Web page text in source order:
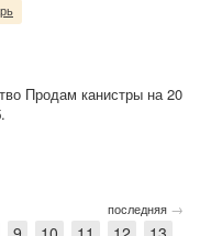
Продам канистры на 20
последняя →